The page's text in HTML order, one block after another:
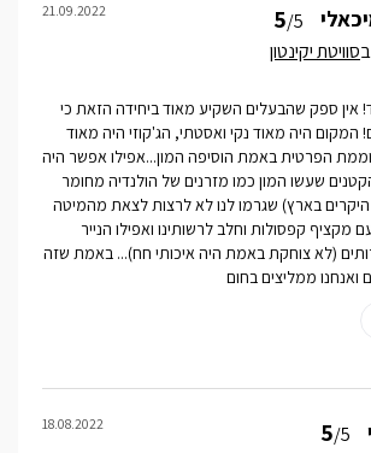
5/5
סוויטת יקינטון
21.09.2022
אין ספק שהבעלים השקיע מאוד ביחידה הזאת כי
המקום היה מאוד נקי ואסטתי, הג'קוזי היה מאוד
הפרטית באמת הוסיפה המון...אפילו אפשר היה
שעשו המון כמו מזרנים של הולנדיה מחומר
היקרים בארץ) שגרמו לנו לא לרצות לצאת מהמיטה
מקציף קפסולות וחלב לרשותינו ואפילו הנייר
(לא צוחקת באמת היה איכותי חח)... באמת שזה
ואנחנו ממליצים בחום
5/5
18.08.2022